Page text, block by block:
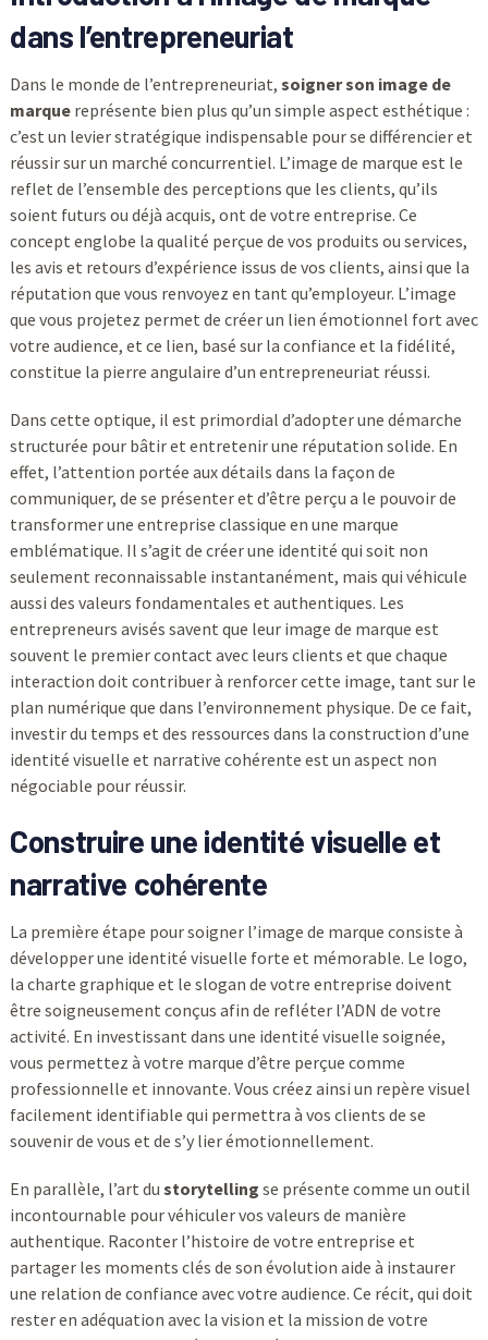
dans l’entrepreneuriat
Dans le monde de l’entrepreneuriat, soigner son image de
marquereprésente bien plus qu’un simple aspect esthétique :
c’est un levier stratégique indispensable pour se différencier et
réussir sur un marché concurrentiel. L’image de marque est le
reflet de l’ensemble des perceptions que les clients, qu’ils
soient futurs ou déjà acquis, ont de votre entreprise. Ce
concept englobe la qualité perçue de vos produits ou services,
les avis et retours d’expérience issus de vos clients, ainsi que la
réputation que vous renvoyez en tant qu’employeur. L’image
que vous projetez permet de créer un lien émotionnel fort avec
votre audience, et ce lien, basé sur la confiance et la fidélité,
constitue la pierre angulaire d’un entrepreneuriat réussi.
Dans cette optique, il est primordial d’adopter une démarche
structurée pour bâtir et entretenir une réputation solide. En
effet, l’attention portée aux détails dans la façon de
communiquer, de se présenter et d’être perçu a le pouvoir de
transformer une entreprise classique en une marque
emblématique. Il s’agit de créer une identité qui soit non
seulement reconnaissable instantanément, mais qui véhicule
aussi des valeurs fondamentales et authentiques. Les
entrepreneurs avisés savent que leur image de marque est
souvent le premier contact avec leurs clients et que chaque
interaction doit contribuer à renforcer cette image, tant sur le
plan numérique que dans l’environnement physique. De ce fait,
investir du temps et des ressources dans la construction d’une
identité visuelle et narrative cohérente est un aspect non
négociable pour réussir.
Construire une identité visuelle et
narrative cohérente
La première étape pour soigner l’image de marque consiste à
développer une identité visuelle forte et mémorable. Le logo,
la charte graphique et le slogan de votre entreprise doivent
être soigneusement conçus afin de refléter l’ADN de votre
activité. En investissant dans une identité visuelle soignée,
vous permettez à votre marque d’être perçue comme
professionnelle et innovante. Vous créez ainsi un repère visuel
facilement identifiable qui permettra à vos clients de se
souvenir de vous et de s’y lier émotionnellement.
En parallèle, l’art du storytelling se présente comme un outil
incontournable pour véhiculer vos valeurs de manière
authentique. Raconter l’histoire de votre entreprise et
partager les moments clés de son évolution aide à instaurer
une relation de confiance avec votre audience. Ce récit, qui doit
rester en adéquation avec la vision et la mission de votre